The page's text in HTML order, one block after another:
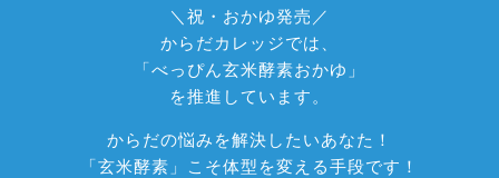
＼祝・おかゆ発売／
からだカレッジでは、
「べっぴん玄米酵素おかゆ」
を推進しています。
からだの悩みを解決したいあなた！
「玄米酵素」こそ体型を変える手段です！